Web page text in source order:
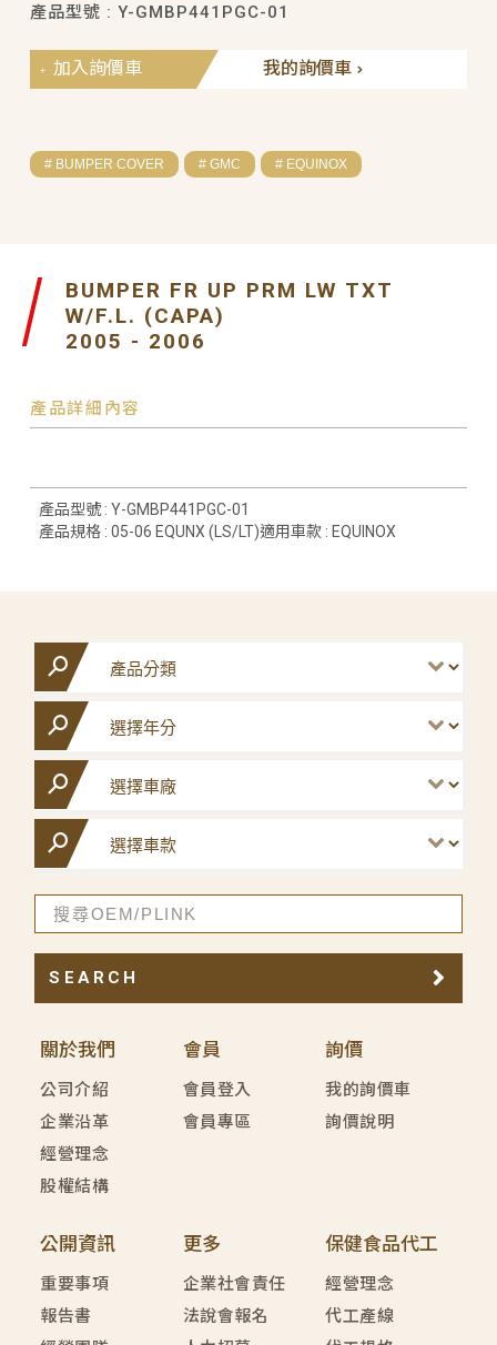
產品型號 : Y-GMBP441PGC-01
我的詢價車
加入詢價車
# BUMPER COVER # GMC # EQUINOX
BUMPER FR UP PRM LW TXT
W/F.L. (CAPA)
2005 - 2006
產品詳細內容
產品型號 : Y-GMBP441PGC-01
產品規格 : 05-06 EQUNX (LS/LT)適用車款 : EQUINOX
關於我們
公司介紹
企業沿革
經營理念
股權結構
會員
會員登入
會員專區
詢價
我的詢價車
詢價說明
公開資訊
重要事項
報告書
更多
企業社會責任
法說會報名
保健食品代工
經營理念
代工產線
SEARCH